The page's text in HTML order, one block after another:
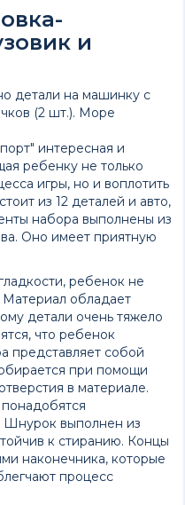
и
детали на машинку с
(2 шт.). Море
интересная и
ребенку не только
игры, но и воплотить
из 12 деталей и авто,
набора выполнены из
Оно имеет приятную
ребенок не
обладает
детали очень тяжело
что ребенок
представляет собой
при помощи
в материале.
Шнурок выполнен из
к стиранию. Концы
наконечника, которые
процесс